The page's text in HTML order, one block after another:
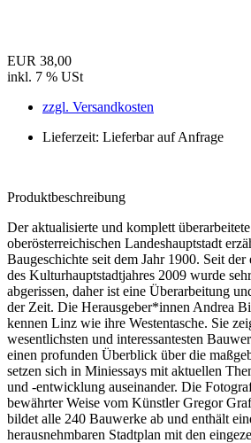
EUR 38,00
inkl. 7 % USt
zzgl. Versandkosten
Lieferzeit: Lieferbar auf Anfrage
Produktbeschreibung
Der aktualisierte und komplett
oberösterreichischen Landeshauptstadt
Baugeschichte seit dem Jahr 1900. Seit
des Kulturhauptstadtjahres 2009 wurde
abgerissen, daher ist eine Überarbeitung
der Zeit. Die Herausgeber*innen Andrea
kennen Linz wie ihre Westentasche. Sie
wesentlichsten und interessantesten
einen profunden Überblick über die
setzen sich in Miniessays mit aktuellen
und -entwicklung auseinander. Die
bewährter Weise vom Künstler Gregor
bildet alle 240 Bauwerke ab und enthält
herausnehmbaren Stadtplan mit den